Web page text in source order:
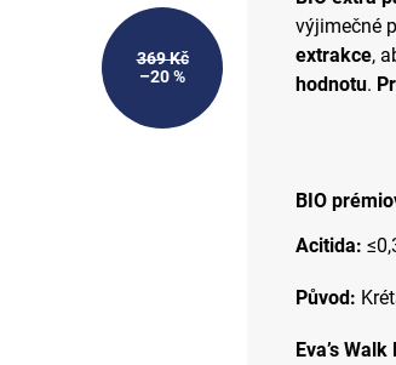
369 Kč
–20 %
výjimečné
extrakce,
hodnotu.
BIO
Acitida: ≤
Původ:
Eva’s